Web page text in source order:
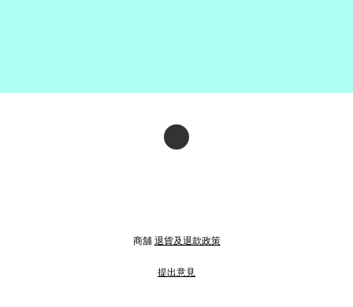
商舖 退貨及退款政策
提出意見